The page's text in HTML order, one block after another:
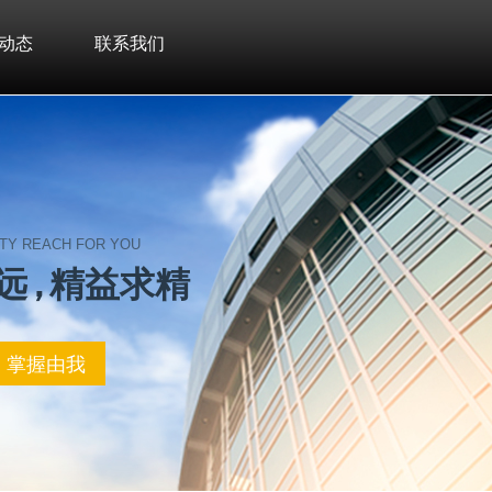
态 联系我们
，精 益 求 精
掌握由我
REACH FOR YOU